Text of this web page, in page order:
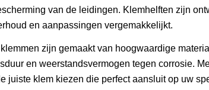
van de leidingen. Klemhelften zijn
en aanpassingen vergemakkelijkt.
zijn gemaakt van hoogwaardige
en weerstandsvermogen tegen corrosie.
juiste klem kiezen die perfect aansluit op uw